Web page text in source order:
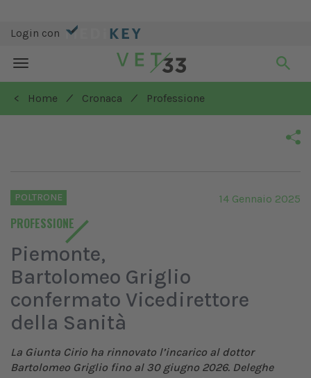
Login con
Toggle
navigation
< Home
/ Cronaca / Professione
POLTRONE
PROFESSIONE
14 Gennaio 2025
Piemonte,
Bartolomeo Griglio
confermato Vicedirettore
della Sanità
La Giunta Cirio ha rinnovato l’incarico al dottor
Bartolomeo Griglio fino al 30 giugno 2026. Deleghe